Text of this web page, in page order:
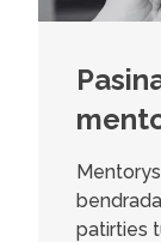
patirties